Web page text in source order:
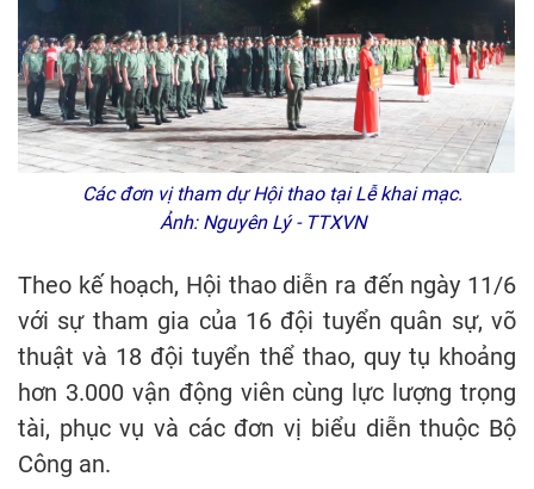
Các đơn vị tham dự Hội thao tại Lễ khai mạc.
Ảnh: Nguyên Lý - TTXVN
Theo kế hoạch, Hội thao diễn ra đến ngày 11/6
với sự tham gia của 16 đội tuyển quân sự, võ
thuật và 18 đội tuyển thể thao, quy tụ khoảng
hơn 3.000 vận động viên cùng lực lượng trọng
tài, phục vụ và các đơn vị biểu diễn thuộc Bộ
Công an.